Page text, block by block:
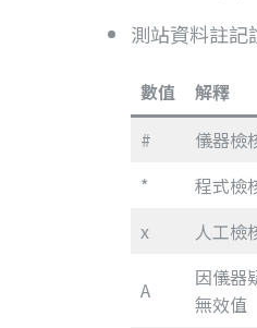
測站資料註記
數值
解釋
#
儀器檢
*
程式檢
x
人工檢
A
因儀器
無效值